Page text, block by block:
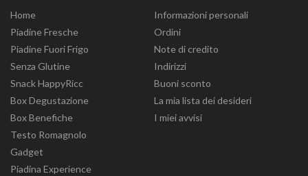
Home
Piadine Fresche
Piadine Fuori Frigo
Senza Glutine
Snack HappyRicc
Box Degustazione
Box Benefiche
Testo Romagnolo
Gadget
Piadina Experience
Informazioni personali
Ordini
Note di credito
Indirizzi
Buoni sconto
La mia lista dei desideri
I miei avvisi